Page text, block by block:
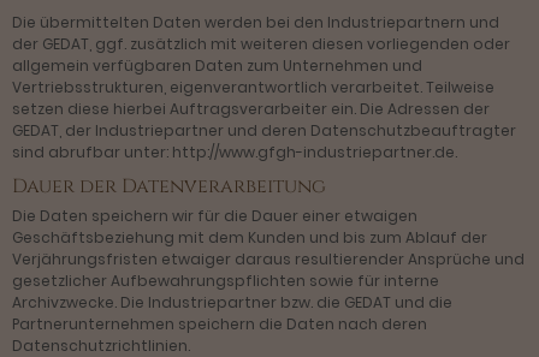
Die übermittelten Daten werden bei den Industriepartnern und
der GEDAT, ggf. zusätzlich mit weiteren diesen vorliegenden oder
allgemein verfügbaren Daten zum Unternehmen und
Vertriebsstrukturen, eigenverantwortlich verarbeitet. Teilweise
setzen diese hierbei Auftragsverarbeiter ein. Die Adressen der
GEDAT, der Industriepartner und deren Datenschutzbeauftragter
sind abrufbar unter: http://www.gfgh-industriepartner.de.
Dauer der Datenverarbeitung
Die Daten speichern wir für die Dauer einer etwaigen
Geschäftsbeziehung mit dem Kunden und bis zum Ablauf der
Verjährungsfristen etwaiger daraus resultierender Ansprüche und
gesetzlicher Aufbewahrungspflichten sowie für interne
Archivzwecke. Die Industriepartner bzw. die GEDAT und die
Partnerunternehmen speichern die Daten nach deren
Datenschutzrichtlinien.